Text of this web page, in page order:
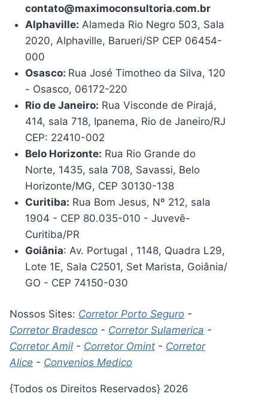
contato@maximoconsultoria.com.br
Alphaville: Alameda Rio Negro 503, Sala
2020, Alphaville, Barueri/SP CEP 06454-
000
Osasco: Rua José Timotheo da Silva, 120
- Osasco, 06172-220
Rio de Janeiro: Rua Visconde de Pirajá,
414, sala 718, Ipanema, Rio de Janeiro/RJ
CEP: 22410-002
Belo Horizonte: Rua Rio Grande do
Norte, 1435, sala 708, Savassi, Belo
Horizonte/MG, CEP 30130-138
Curitiba: Rua Bom Jesus, Nº 212, sala
1904 - CEP 80.035-010 - Juvevê-
Curitiba/PR
Goiânia: Av. Portugal , 1148, Quadra L29,
Lote 1E, Sala C2501, Set Marista, Goiânia/
GO - CEP 74150-030
Nossos Sites: Corretor Porto Seguro -
Corretor Bradesco - Corretor Sulamerica -
Corretor Amil - Corretor Omint - Corretor
Alice - Convenios Medico
{Todos os Direitos Reservados} 2026